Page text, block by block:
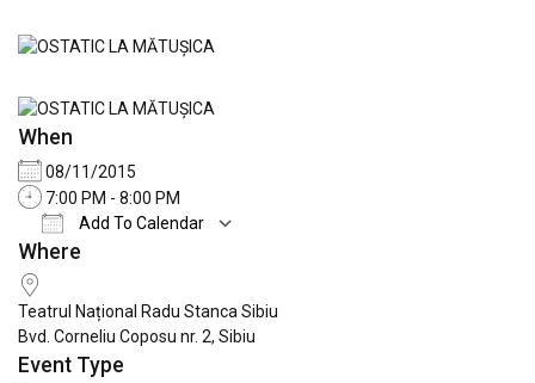
When
08/11/2015
7:00 PM - 8:00 PM
Add To Calendar
Download ICS
Where
Teatrul Național Radu Stanca Sibiu
Bvd. Corneliu Coposu nr. 2, Sibiu
Event Type